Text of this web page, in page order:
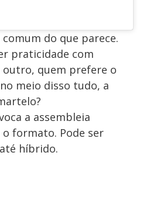
comum do que parece.
praticidade com
outro, quem prefere o
meio disso tudo, a
a assembleia
formato. Pode ser
híbrido.